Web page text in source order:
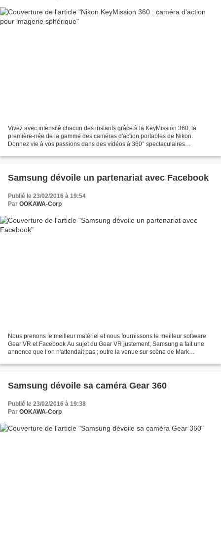
Vivez avec intensité chacun des instants grâce à la KeyMission 360, la
première-née de la gamme des caméras d'action portables de Nikon.
Donnez vie à vos passions dans des vidéos à 360° spectaculaires
Samsung dévoile un partenariat avec Facebook
Publié le 23/02/2016 à 19:54
Par OOKAWA-Corp
Nous prenons le meilleur matériel et nous fournissons le meilleur software
Gear VR et Facebook Au sujet du Gear VR justement, Samsung a fait une
annonce que l’on n'attendait pas ; outre la venue sur scène de Mark
Samsung dévoile sa caméra Gear 360
Publié le 23/02/2016 à 19:38
Par OOKAWA-Corp